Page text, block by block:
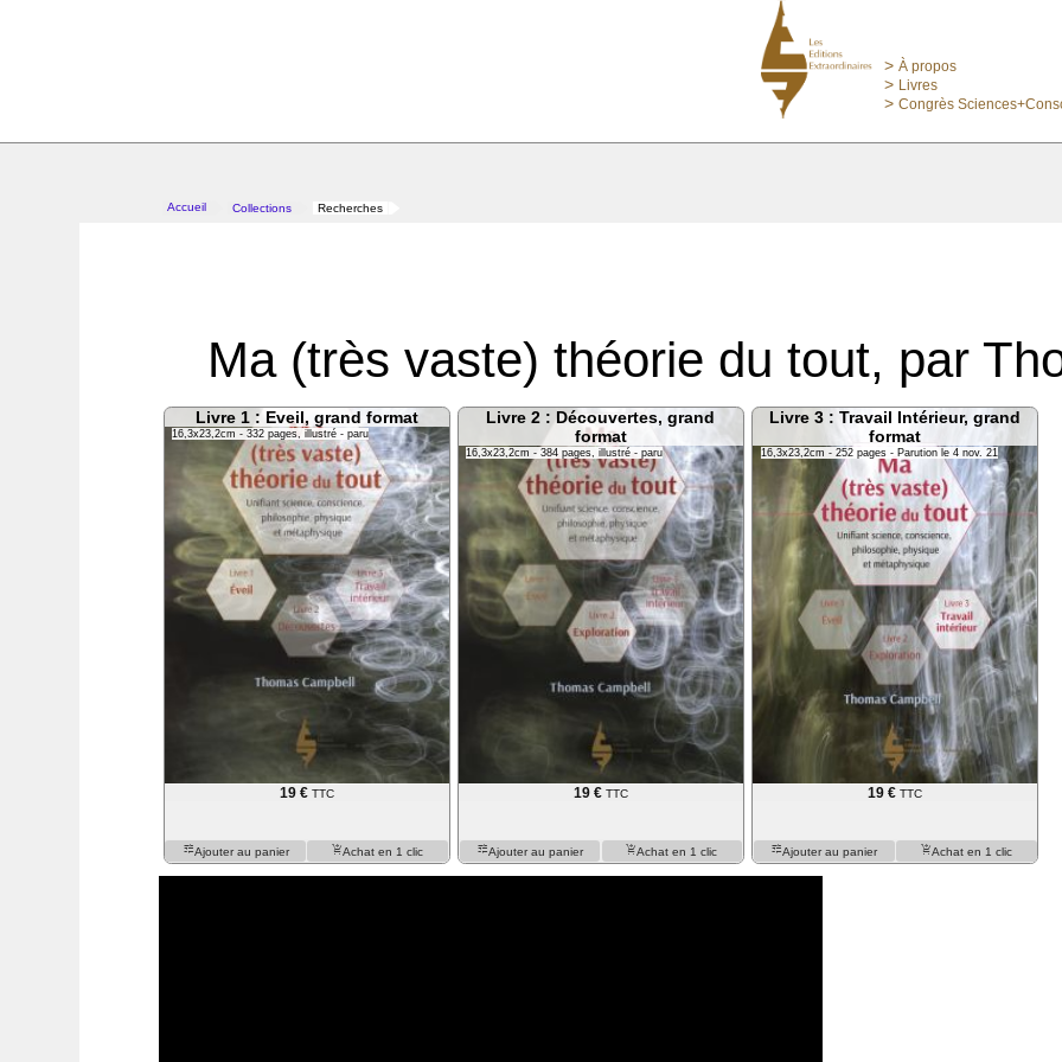
> À propos
> Livres
> Congrès
Accueil Collections Recherches
Ma (très vaste) théorie du tout, par
Livre 1 : Eveil, grand format
16,3x23,2cm - 332 pages, illustré - paru
Livre 2 : Découvertes, grand
format
16,3x23,2cm - 384 pages, illustré - paru
Livre 3 :
16,3x23,2cm -